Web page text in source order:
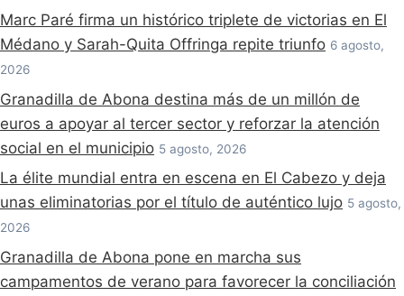
Marc Paré firma un histórico triplete de victorias en El
Médano y Sarah-Quita Offringa repite triunfo 6 agosto,
2026
Granadilla de Abona destina más de un millón de
euros a apoyar al tercer sector y reforzar la atención
social en el municipio 5 agosto, 2026
La élite mundial entra en escena en El Cabezo y deja
unas eliminatorias por el título de auténtico lujo 5 agosto,
2026
Granadilla de Abona pone en marcha sus
campamentos de verano para favorecer la conciliación